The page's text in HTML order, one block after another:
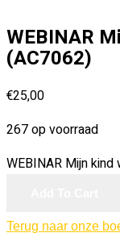
WEBINAR
(AC7062)
€25,00
267 op voorraad
WEBINAR Mijn
Terug naar onze